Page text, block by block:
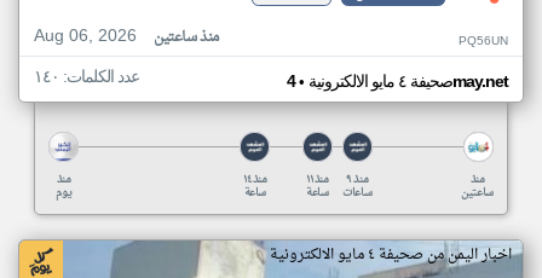
Aug 06, 2026
منذ ساعتين PQ56UN
صحيفة ٤ مايو الالكترونية • 4may.net عدد الكلمات: ١٤٠
منذ
يوم
منذ ١٤
ساعة
منذ ١١
ساعة
منذ ٩
ساعات
منذ
ساعتين
اخبار اليمن من صحيفة ٤ مايو الالكترونية